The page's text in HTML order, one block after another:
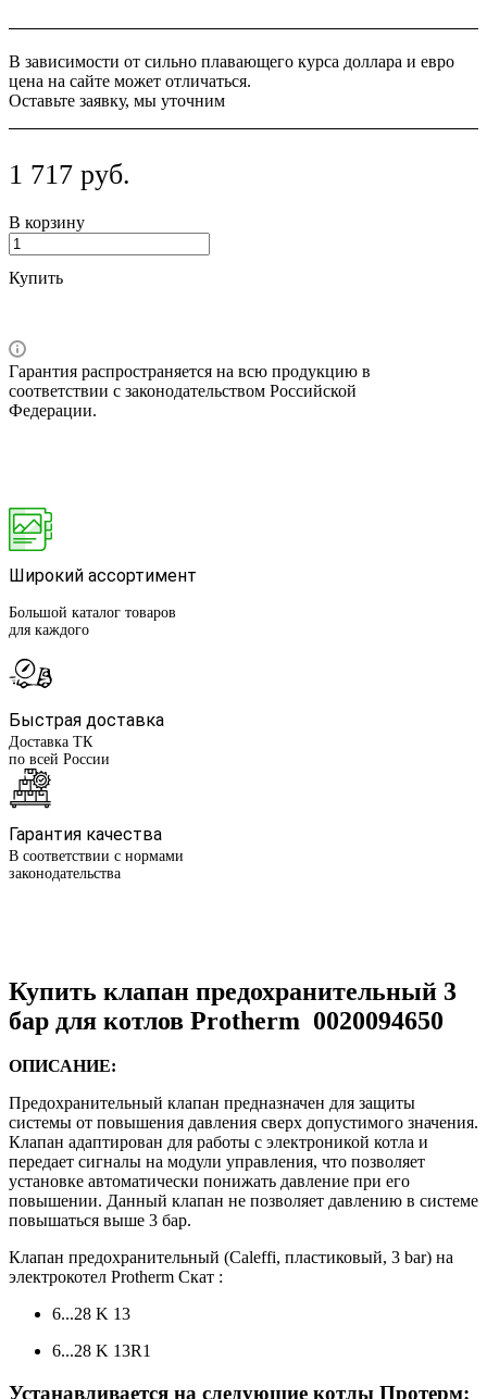
В зависимости от сильно плавающего курса доллара и евро
цена на сайте может отличаться.
Оставьте заявку, мы уточним
1 717 руб.
В корзину
Купить
Гарантия распространяется на всю продукцию в
соответствии с законодательством Российской
Федерации.
Широкий ассортимент
Большой каталог товаров
для каждого
Быстрая доставка
Доставка ТК
по всей России
Гарантия качества
В соответствии с нормами
законодательства
Купить клапан предохранительный 3
бар для котлов Protherm 0020094650
ОПИСАНИЕ:
Предохранительный клапан предназначен для защиты
системы от повышения давления сверх допустимого значения.
Клапан адаптирован для работы с электроникой котла и
передает сигналы на модули управления, что позволяет
установке автоматически понижать давление при его
повышении. Данный клапан не позволяет давлению в системе
повышаться выше 3 бар.
Клапан предохранительный (Caleffi, пластиковый, 3 bar) на
электрокотел Protherm Скат :
6...28 K 13
6...28 K 13R1
Устанавливается на следующие котлы Протерм: